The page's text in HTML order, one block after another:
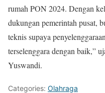
rumah PON 2024. Dengan
dukungan pemerintah pusat,
teknis supaya
terselenggara dengan baik,”
Yuswandi.
Categories: Olahraga